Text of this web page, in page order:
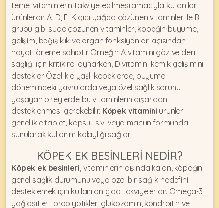
temel vitaminlerin takviye edilmesi amacıyla kullanılan
ürünlerdir. A, D, E, K gibi yağda çözünen vitaminler ile B
grubu gibi suda çözünen vitaminler, köpeğin büyüme,
gelişim, bağışıklık ve organ fonksiyonları açısından
hayati öneme sahiptir. ÖrneğinA vitamini göz ve deri
sağlığı için kritik rol oynarken, D vitamini kemik gelişimini
destekler. Özellikle yaşlı köpeklerde, büyüme
dönemindeki yavrularda veya özel sağlık sorunu
yaşayan bireylerde bu vitaminlerin dışarıdan
desteklenmesi gerekebilir. Köpek vitamini ürünleri
genellikle tablet, kapsül, sıvı veya macun formunda
sunularak kullanım kolaylığı sağlar.
KÖPEK EK BESINLERI NEDIR?
Köpek ek besinleri, vitaminlerin dışında kalan, köpeğin
genel sağlık durumunu veya özel bir sağlık hedefini
desteklemek için kullanılan gıda takviyeleridir. Omega-3
yağ asitleri, probiyotikler, glukozamin, kondroitin ve